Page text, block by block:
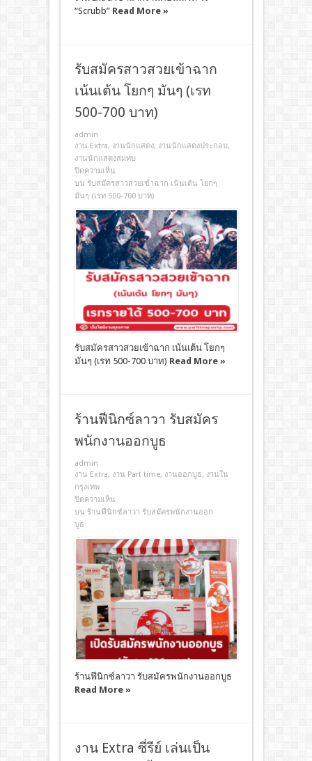
“Scrubb” Read More »
รับสมัครสาวสวยเข้าฉาก
เน้นเต้น โยกๆ มันๆ (เรท
500-700 บาท)
admin
งาน Extra, งานนักแสดง, งานนักแสดงประกอบ,
งานนักแสดงสมทบ
ปิดความเห็น
บน รับสมัครสาวสวยเข้าฉาก เน้นเต้น โยกๆ
มันๆ (เรท 500-700 บาท)
รับสมัครสาวสวยเข้าฉาก เน้นเต้น โยกๆ
มันๆ (เรท 500-700 บาท) Read More »
ร้านฟีนิกซ์ลาวา รับสมัคร
พนักงานออกบูธ
admin
งาน Extra, งาน Part time, งานออกบูธ, งานใน
กรุงเทพ
ปิดความเห็น
บน ร้านฟีนิกซ์ลาวา รับสมัครพนักงานออก
บูธ
ร้านฟีนิกซ์ลาวา รับสมัครพนักงานออกบูธ
Read More »
งาน Extra ซี่รีย์ เล่นเป็น